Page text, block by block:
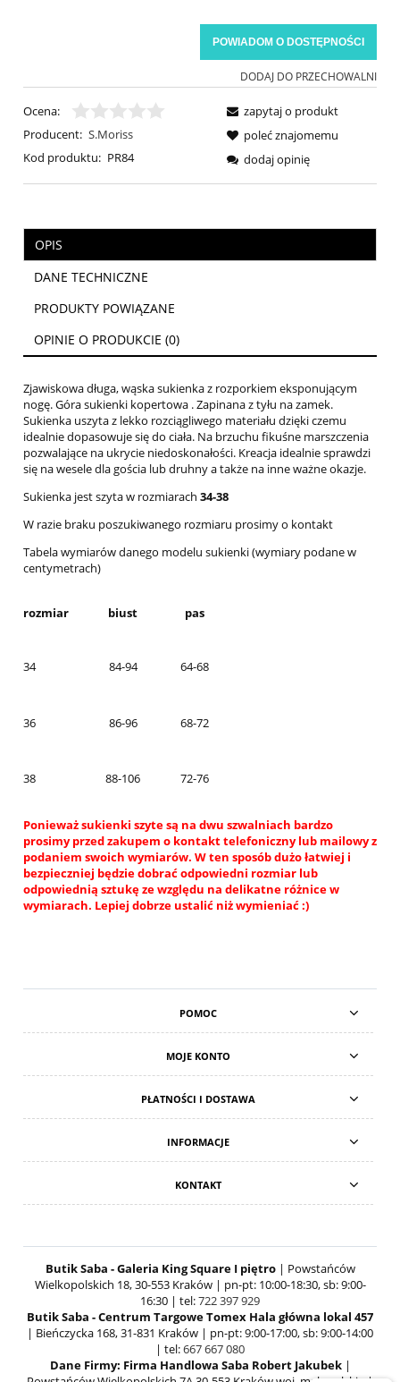
POWIADOM O DOSTĘPNOŚCI
DODAJ DO PRZECHOWALNI
Ocena:
Producent: S.Moriss
Kod produktu: PR84
zapytaj o produkt
poleć znajomemu
dodaj opinię
OPIS
DANE TECHNICZNE
PRODUKTY POWIĄZANE
OPINIE O PRODUKCIE (0)
Zjawiskowa długa, wąska sukienka z rozporkiem eksponującym
nogę. Góra sukienki kopertowa . Zapinana z tyłu na zamek.
Sukienka uszyta z lekko rozciągliwego materiału dzięki czemu
idealnie dopasowuje się do ciała. Na brzuchu fikuśne marszczenia
pozwalające na ukrycie niedoskonałości. Kreacja idealnie sprawdzi
się na wesele dla gościa lub druhny a także na inne ważne okazje.
Sukienka jest szyta w rozmiarach 34-38
W razie braku poszukiwanego rozmiaru prosimy o kontakt
Tabela wymiarów danego modelu sukienki (wymiary podane w
centymetrach)
rozmiar biust pas
34 84-94 64-68
36 86-96 68-72
38 88-106 72-76
Ponieważ sukienki szyte są na dwu szwalniach bardzo
prosimy przed zakupem o kontakt telefoniczny lub mailowy z
podaniem swoich wymiarów. W ten sposób dużo łatwiej i
bezpieczniej będzie dobrać odpowiedni rozmiar lub
odpowiednią sztukę ze względu na delikatne różnice w
wymiarach. Lepiej dobrze ustalić niż wymieniać :)
POMOC
MOJE KONTO
PŁATNOŚCI I DOSTAWA
INFORMACJE
KONTAKT
Butik Saba - Galeria King Square I piętro| Powstańców
Wielkopolskich 18, 30-553 Kraków | pn-pt: 10:00-18:30, sb: 9:00-
16:30 | tel:722 397 929
Butik Saba - Centrum Targowe Tomex Hala główna lokal 457
| Bieńczycka 168, 31-831 Kraków | pn-pt: 9:00-17:00, sb: 9:00-14:00
| tel:667 667 080
Dane Firmy: Firma Handlowa Saba Robert Jakubek|